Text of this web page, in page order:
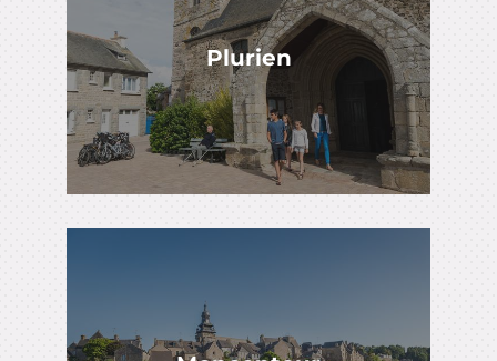
Plurien